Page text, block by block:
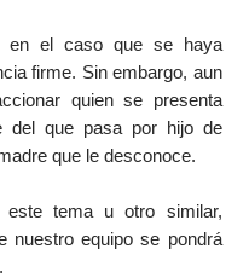
en el caso que se haya
firme. Sin embargo, aun
quien se presenta
del que pasa por hijo de
que le desconoce.
tema u otro similar,
nuestro equipo se pondrá